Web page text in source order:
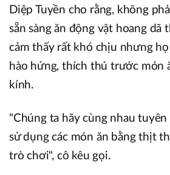
Diệp Tuyền cho rằng, không
sẵn sàng ăn động vật hoang dã
cảm thấy rất khó chịu nhưng
hào hứng, thích thú trước món
kính.
"Chúng ta hãy cùng nhau
sử dụng các món ăn bằng thịt
trò chơi", cô kêu gọi.